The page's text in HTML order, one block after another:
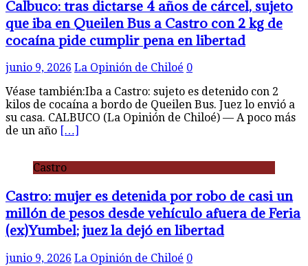
Calbuco: tras dictarse 4 años de cárcel, sujeto
que iba en Queilen Bus a Castro con 2 kg de
cocaína pide cumplir pena en libertad
junio 9, 2026 La Opinión de Chiloé 0
Véase también:Iba a Castro: sujeto es detenido con 2
kilos de cocaína a bordo de Queilen Bus. Juez lo envió a
su casa. CALBUCO (La Opinión de Chiloé) — A poco más
de un año […]
Castro
Castro: mujer es detenida por robo de casi un
millón de pesos desde vehículo afuera de Feria
(ex)Yumbel; juez la dejó en libertad
junio 9, 2026 La Opinión de Chiloé 0